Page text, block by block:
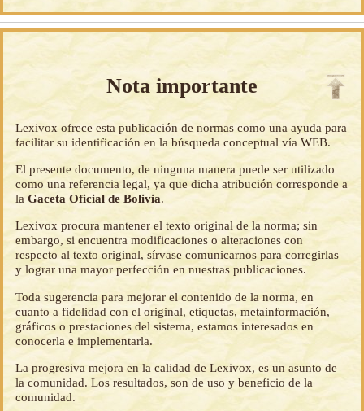
Nota importante
Lexivox ofrece esta publicación de normas como una ayuda para
facilitar su identificación en la búsqueda conceptual vía WEB.
El presente documento, de ninguna manera puede ser utilizado
como una referencia legal, ya que dicha atribución corresponde a
laGaceta Oficial de Bolivia.
Lexivox procura mantener el texto original de la norma; sin
embargo, si encuentra modificaciones o alteraciones con
respecto al texto original, sírvase comunicarnos para corregirlas
y lograr una mayor perfección en nuestras publicaciones.
Toda sugerencia para mejorar el contenido de la norma, en
cuanto a fidelidad con el original, etiquetas, metainformación,
gráficos o prestaciones del sistema, estamos interesados en
conocerla e implementarla.
La progresiva mejora en la calidad de Lexivox, es un asunto de
la comunidad. Los resultados, son de uso y beneficio de la
comunidad.